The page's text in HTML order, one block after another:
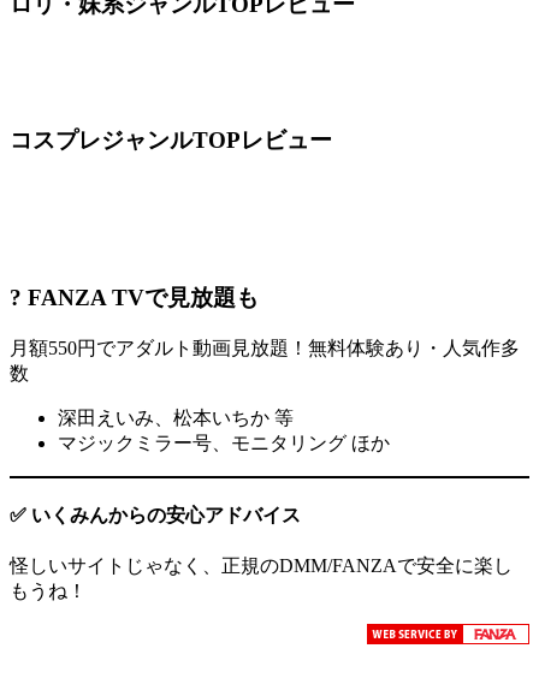
コスプレジャンルTOPレビュー
? FANZA TVで見放題も
月額550円でアダルト動画見放題！無料体験あり・人気作多
数
深田えいみ、松本いちか 等
マジックミラー号、モニタリング ほか
✅ いくみんからの安心アドバイス
怪しいサイトじゃなく、正規のDMM/FANZAで安全に楽し
もうね！